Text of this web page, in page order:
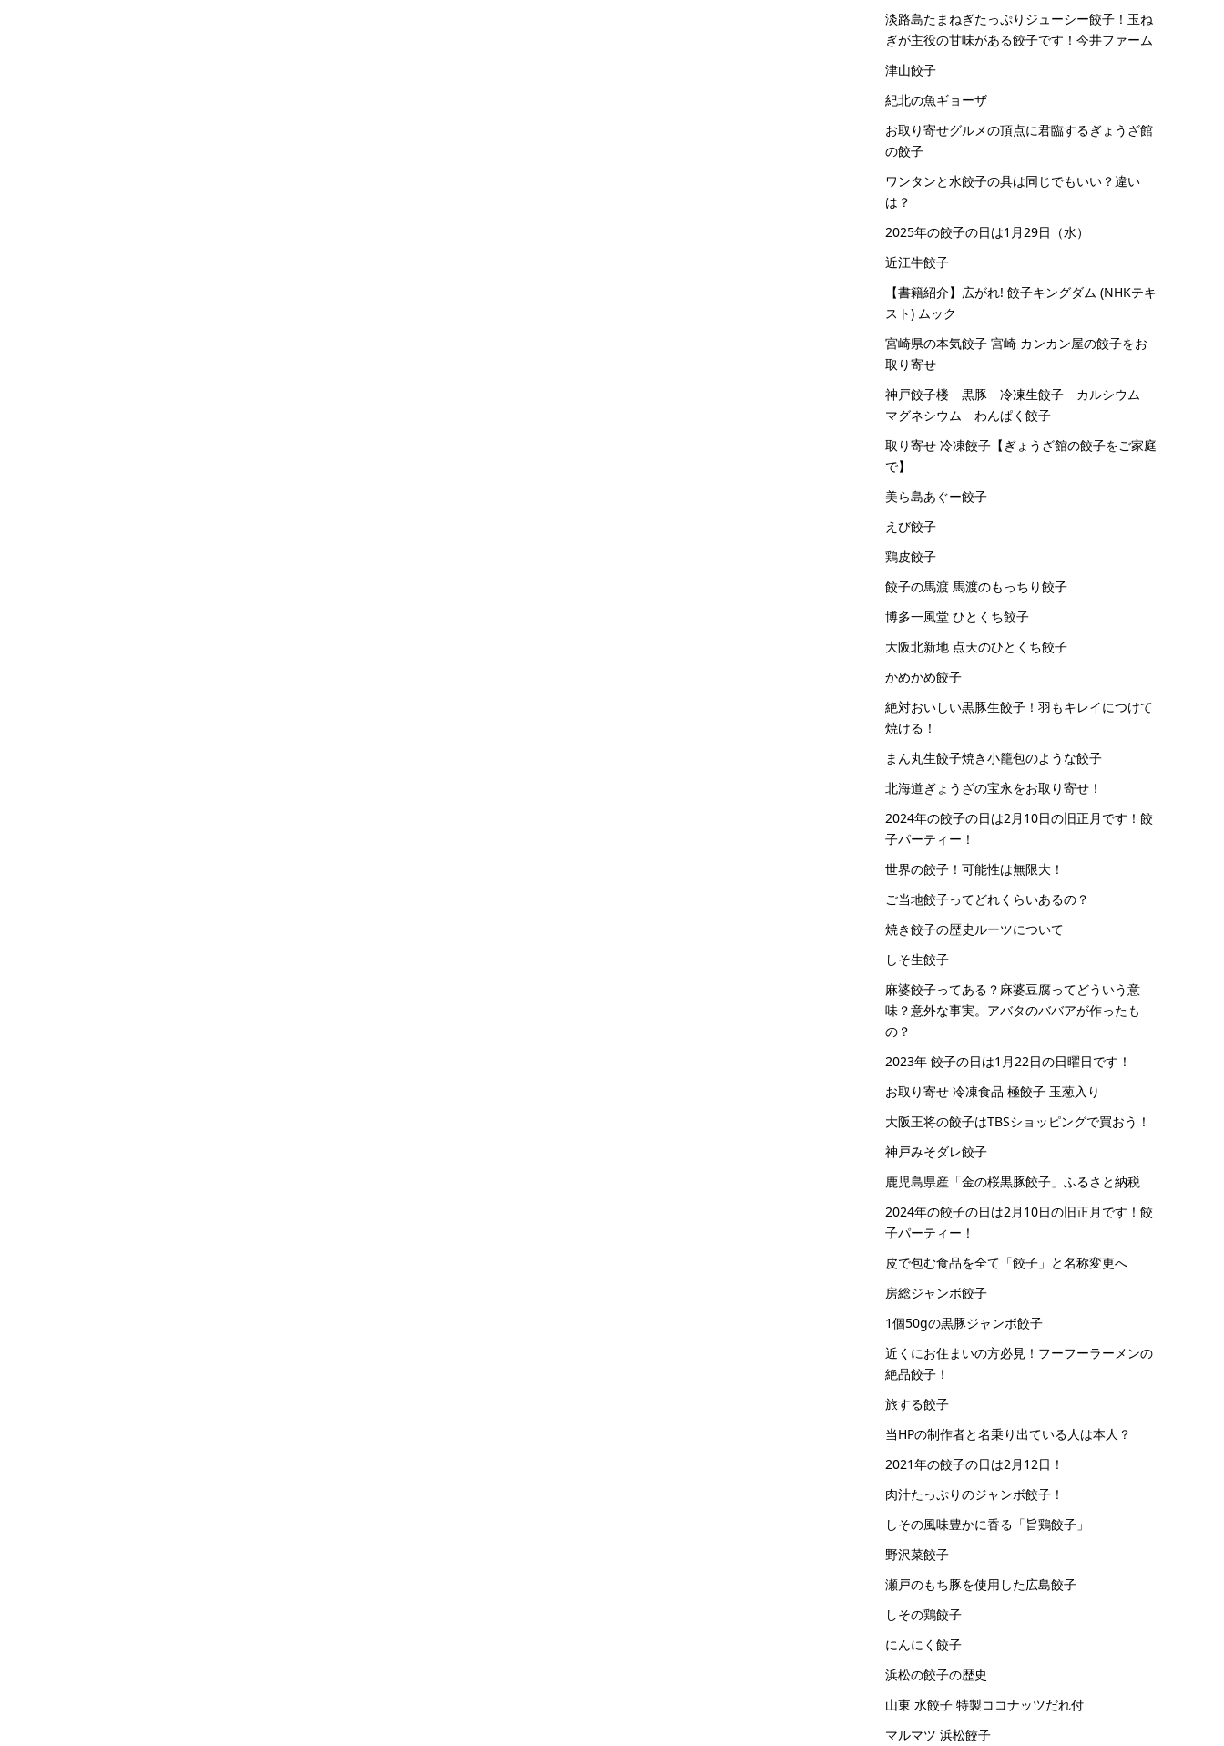
淡路島たまねぎたっぷりジューシー餃子！玉ね
ぎが主役の甘味がある餃子です！今井ファーム
津山餃子
紀北の魚ギョーザ
お取り寄せグルメの頂点に君臨するぎょうざ館
の餃子
ワンタンと水餃子の具は同じでもいい？違い
は？
2025年の餃子の日は1月29日（水）
近江牛餃子
【書籍紹介】広がれ! 餃子キングダム (NHKテキ
スト) ムック
宮崎県の本気餃子 宮崎 カンカン屋の餃子をお
取り寄せ
神戸餃子楼 黒豚 冷凍生餃子 カルシウム
マグネシウム わんぱく餃子
取り寄せ 冷凍餃子【ぎょうざ館の餃子をご家庭
で】
美ら島あぐー餃子
えび餃子
鶏皮餃子
餃子の馬渡 馬渡のもっちり餃子
博多一風堂 ひとくち餃子
大阪北新地 点天のひとくち餃子
かめかめ餃子
絶対おいしい黒豚生餃子！羽もキレイにつけて
焼ける！
まん丸生餃子焼き小籠包のような餃子
北海道ぎょうざの宝永をお取り寄せ！
2024年の餃子の日は2月10日の旧正月です！餃
子パーティー！
世界の餃子！可能性は無限大！
ご当地餃子ってどれくらいあるの？
焼き餃子の歴史ルーツについて
しそ生餃子
麻婆餃子ってある？麻婆豆腐ってどういう意
味？意外な事実。アバタのババアが作ったも
の？
2023年 餃子の日は1月22日の日曜日です！
お取り寄せ 冷凍食品 極餃子 玉葱入り
大阪王将の餃子はTBSショッピングで買おう！
神戸みそダレ餃子
鹿児島県産「金の桜黒豚餃子」ふるさと納税
2024年の餃子の日は2月10日の旧正月です！餃
子パーティー！
皮で包む食品を全て「餃子」と名称変更へ
房総ジャンボ餃子
1個50gの黒豚ジャンボ餃子
近くにお住まいの方必見！フーフーラーメンの
絶品餃子！
旅する餃子
当HPの制作者と名乗り出ている人は本人？
2021年の餃子の日は2月12日！
肉汁たっぷりのジャンボ餃子！
しその風味豊かに香る「旨鶏餃子」
野沢菜餃子
瀬戸のもち豚を使用した広島餃子
しその鶏餃子
にんにく餃子
浜松の餃子の歴史
山東 水餃子 特製ココナッツだれ付
マルマツ 浜松餃子